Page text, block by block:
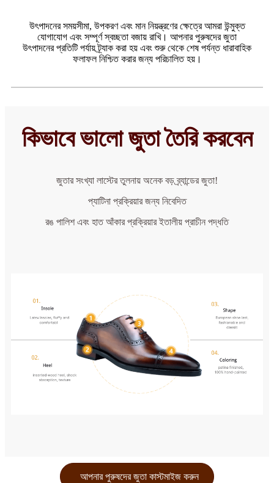
উৎপাদনের সময়সীমা, উপকরণ এবং মান নিয়ন্ত্রণের ক্ষেত্রে আমরা উন্মুক্ত
যোগাযোগ এবং সম্পূর্ণ স্বচ্ছতা বজায় রাখি। আপনার পুরুষদের জুতা
উৎপাদনের প্রতিটি পর্যায় ট্র্যাক করা হয় এবং শুরু থেকে শেষ পর্যন্ত ধারাবাহিক
ফলাফল নিশ্চিত করার জন্য পরিচালিত হয়।
কিভাবে ভালো জুতা তৈরি করবেন
জুতার সংখ্যা লাস্টের তুলনায় অনেক বড় ব্র্যান্ডের জুতা!
প্যাটিনা প্রক্রিয়ার জন্য নিবেদিত
রঙ পালিশ এবং হাত আঁকার প্রক্রিয়ার ইতালীয় প্রাচীন পদ্ধতি
আপনার পুরুষদের জুতা কাস্টমাইজ করুন